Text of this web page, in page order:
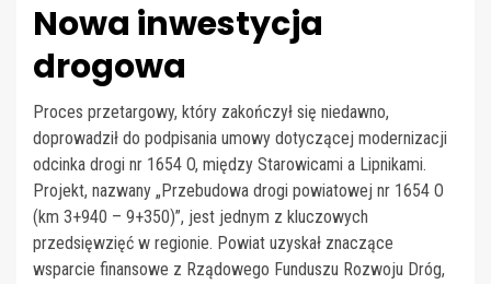
Nowa inwestycja
drogowa
Proces przetargowy, który zakończył się niedawno,
doprowadził do podpisania umowy dotyczącej modernizacji
odcinka drogi nr 1654 O, między Starowicami a Lipnikami.
Projekt, nazwany „Przebudowa drogi powiatowej nr 1654 O
(km 3+940 – 9+350)”, jest jednym z kluczowych
przedsięwzięć w regionie. Powiat uzyskał znaczące
wsparcie finansowe z Rządowego Funduszu Rozwoju Dróg,